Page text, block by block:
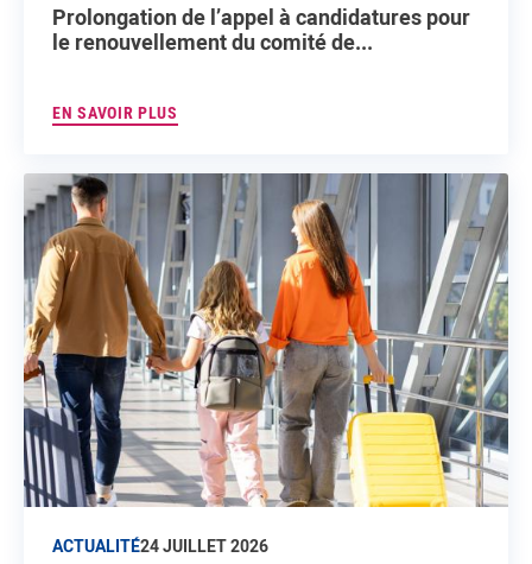
Prolongation de l’appel à candidatures pour
le renouvellement du comité de...
EN SAVOIR PLUS
ACTUALITÉ24 JUILLET 2026